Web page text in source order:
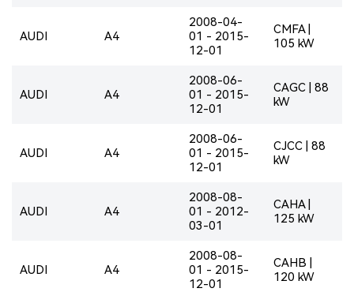
AUDI A4
2008-04-
01 - 2015-
12-01
CMFA |
105 kW
AUDI A4
2008-06-
01 - 2015-
12-01
CAGC | 88
kW
AUDI A4
2008-06-
01 - 2015-
12-01
CJCC | 88
kW
AUDI A4
2008-08-
01 - 2012-
03-01
CAHA |
125 kW
AUDI A4
2008-08-
01 - 2015-
12-01
CAHB |
120 kW